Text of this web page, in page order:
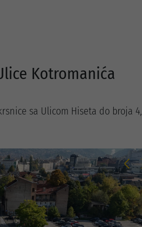
Kotromanića
sa Ulicom Hiseta do broja 4,